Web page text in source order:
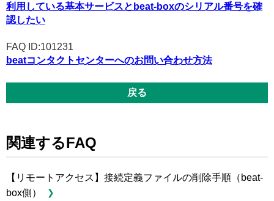
利用している基本サービスとbeat-boxのシリアル番号を確
認したい
FAQ ID:101231
beatコンタクトセンターへのお問い合わせ方法
戻る
関連するFAQ
【リモートアクセス】接続定義ファイルの削除手順（beat-
box側）